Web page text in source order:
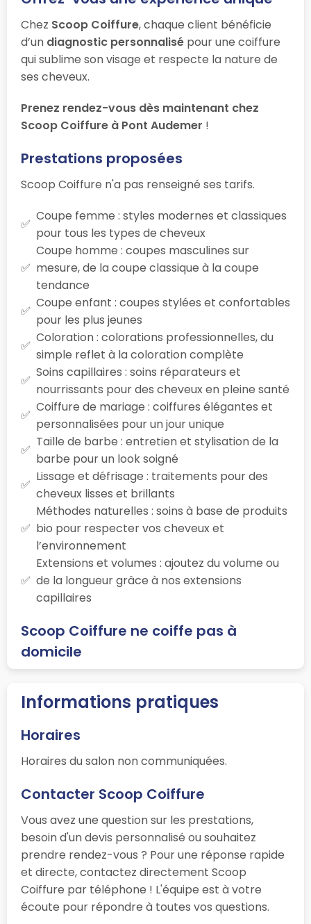
Chez Scoop Coiffure, chaque client bénéficie
d’un diagnostic personnalisé pour une coiffure
qui sublime son visage et respecte la nature de
ses cheveux.
Prenez rendez-vous dès maintenant chez
Scoop Coiffure à Pont Audemer !
Prestations proposées
Scoop Coiffure n'a pas renseigné ses tarifs.
Coupe femme : styles modernes et classiques
pour tous les types de cheveux
Coupe homme : coupes masculines sur
mesure, de la coupe classique à la coupe
tendance
Coupe enfant : coupes stylées et confortables
pour les plus jeunes
Coloration : colorations professionnelles, du
simple reflet à la coloration complète
Soins capillaires : soins réparateurs et
nourrissants pour des cheveux en pleine santé
Coiffure de mariage : coiffures élégantes et
personnalisées pour un jour unique
Taille de barbe : entretien et stylisation de la
barbe pour un look soigné
Lissage et défrisage : traitements pour des
cheveux lisses et brillants
Méthodes naturelles : soins à base de produits
bio pour respecter vos cheveux et
l’environnement
Extensions et volumes : ajoutez du volume ou
de la longueur grâce à nos extensions
capillaires
Scoop Coiffure ne coiffe pas à
domicile
Informations pratiques
Horaires
Horaires du salon non communiquées.
Contacter Scoop Coiffure
Vous avez une question sur les prestations,
besoin d'un devis personnalisé ou souhaitez
prendre rendez-vous ? Pour une réponse rapide
et directe, contactez directement Scoop
Coiffure par téléphone ! L'équipe est à votre
écoute pour répondre à toutes vos questions.